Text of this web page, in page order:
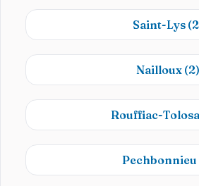
Saint-Lys
Nailloux (2)
Rouffiac-
Pechbonnieu